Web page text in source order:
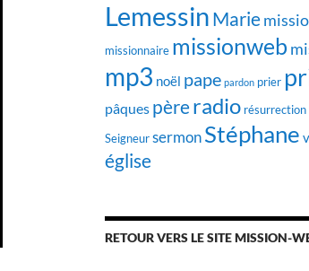
LemessinMarie
missionnaire missionweb
mp3 noël pape pardon prier
pâques pèreradio résurrection
Seigneur sermon Stéphane
église
RETOUR VERS LE SITE MISSION-